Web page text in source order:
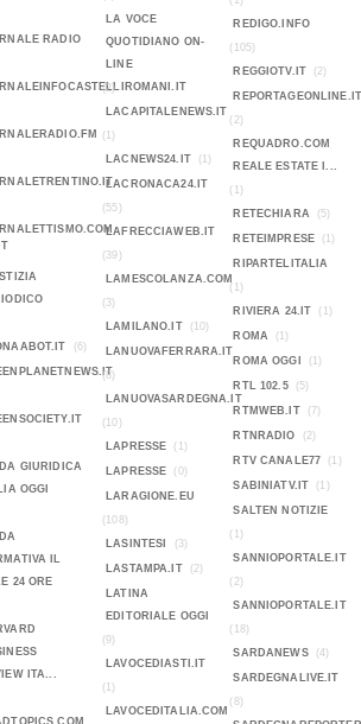
RADIO
(6)
GIURIDICA
OGGI
IL
24 ORE
ITA...
LA VOCE
QUOTIDIANO ON-
LINE
(2)
LACAPITALENEWS.IT
(1)
LACNEWS24.IT
(1)
LACRONACA24.IT
(55)
LAFRECCIAWEB.IT
(39)
LAMESCOLANZA.COM
(3)
LAMILANO.IT
(10)
LANUOVAFERRARA.IT
(8)
LANUOVASARDEGNA.IT
(10)
LAPRESSE
(1)
LAPRESSE (0)
LARAGIONE.EU
(108)
LASINTESI
(3)
LASTAMPA.IT (2)
LATINA
EDITORIALE OGGI
(9)
LAVOCEDIASTI.IT
(1)
LAVOCEDITALIA.COM
REDIGO.INFO
(105)
REGGIOTV.IT
(2)
REPORTAGEONLINE.IT
(2)
REQUADRO.COM
REALE ESTATE I...
(1)
RETECHIARA
(5)
RETEIMPRESE (1)
RIPARTELITALIA
(1)
RIVIERA 24.IT
(1)
ROMA (1)
ROMA OGGI (1)
RTL 102.5 (5)
RTMWEB.IT (7)
RTNRADIO (2)
RTV CANALE77 (1)
SABINIATV.IT (1)
SALTEN NOTIZIE
(1)
SANNIOPORTALE.IT
(2)
SANNIOPORTALE.IT
(18)
SARDANEWS
(4)
SARDEGNALIVE.IT
(8)